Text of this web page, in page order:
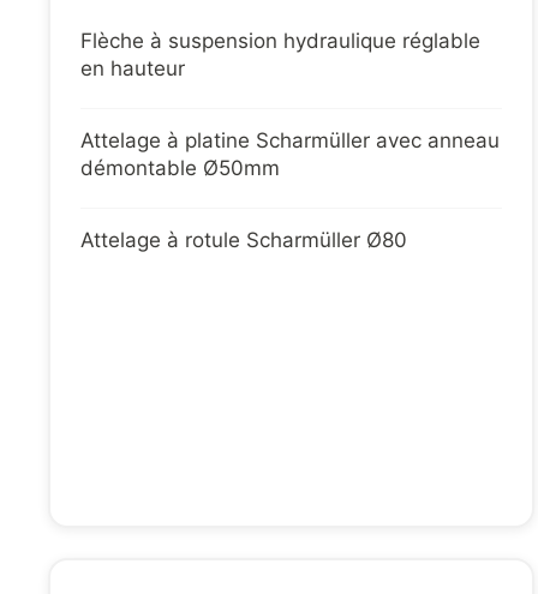
Flèche à suspension hydraulique réglable
en hauteur
Attelage à platine Scharmüller avec anneau
démontable Ø50mm
Attelage à rotule Scharmüller Ø80